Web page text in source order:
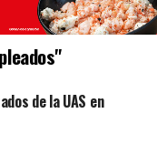
de la UAS en